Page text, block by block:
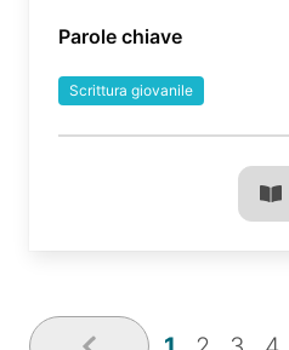
Parole chiave
Scrittura giovanile